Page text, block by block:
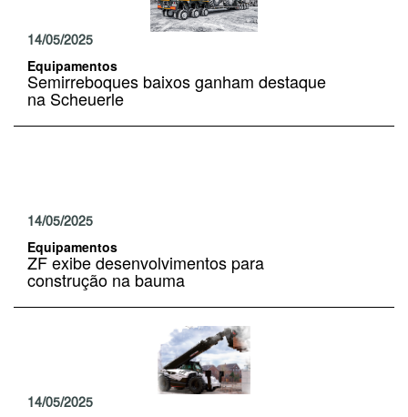
14/05/2025
Equipamentos
Semirreboques baixos ganham destaque
na Scheuerle
14/05/2025
Equipamentos
ZF exibe desenvolvimentos para
construção na bauma
14/05/2025